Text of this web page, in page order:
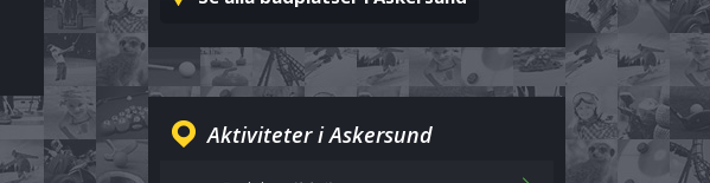
Aktiviteter i Askersund